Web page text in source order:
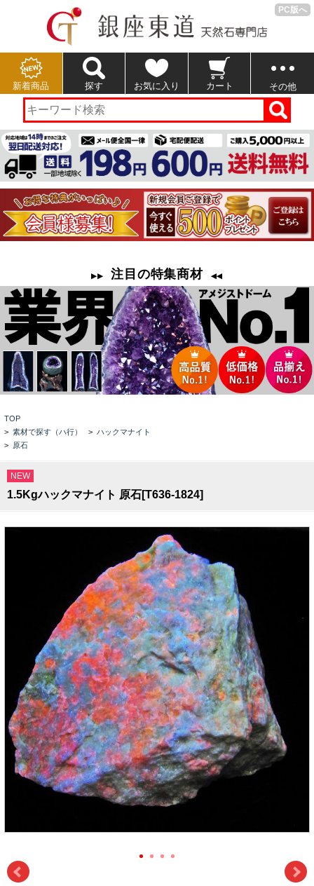
PC版へ
新着商品 探す お気に入り カート その他
TOP
> 素材で探す（ハ行） > ハックマナイト
> 原石
NEW
1.5Kgハックマナイト 原石[T636-1824]